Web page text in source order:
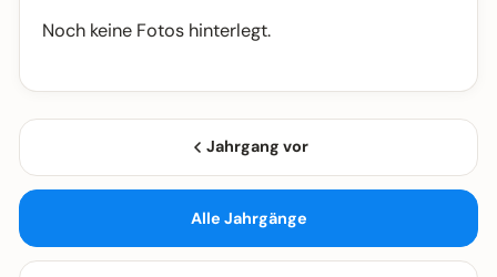
Noch keine Fotos hinterlegt.
Jahrgang vor
Alle Jahrgänge